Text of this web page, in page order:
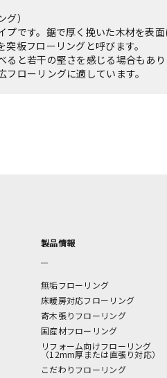
）
です。鋸で厚く挽いた木材を表
板フローリングと呼びます。
と若干の堅さを感じる場合もあ
ローリングに適しています。
製品情報
無垢フローリング
床暖房対応フローリング
寄木張りフローリング
国産材フローリング
リフォーム向けフローリング
（12mm厚または直張り対応）
こだわりフローリング